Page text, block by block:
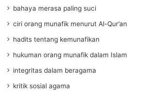
bahaya merasa paling suci
ciri orang munafik menurut Al-Qur’an
hadits tentang kemunafikan
hukuman orang munafik dalam Islam
integritas dalam beragama
kritik sosial agama